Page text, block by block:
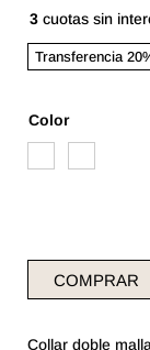
3cuotas sin
Transferencia
Color
COMPRAR
Collar doble